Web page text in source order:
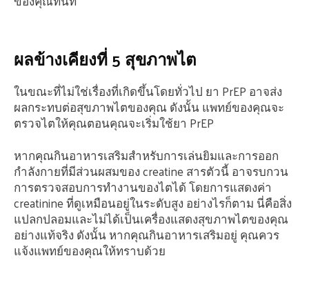
ผลข้างเคียงที่ 5 สุขภาพไต
ในขณะที่ไม่ใช่เรื่องที่เกิดขึ้นโดยทั่วไป ยา PrEP อาจส่ง
ผลกระทบต่อสุขภาพไตของคุณ ดังนั้น แพทย์ของคุณจะ
ตรวจไตให้คุณตอนคุณจะเริ่มใช้ยา PrEP
หากคุณกินอาหารเสริมสำหรับการเล่นยิมและการออก
กำลังกายที่มีส่วนผสมของ creatine สารตัวนี้ อาจรบกวน
การตรวจสอบการทำงานของไตได้ โดยการแสดงค่า
creatinine ที่ดูเหมือนอยู่ในระดับสูง อย่างไรก็ตาม นี่คือสิ่ง
แปลกปลอมและไม่ได้เป็นเครื่องแสดงสุขภาพไตของคุณ
อย่างแท้จริง ดังนั้น หากคุณกินอาหารเสริมอยู่ คุณควร
แจ้งแพทย์ของคุณให้ทราบด้วย